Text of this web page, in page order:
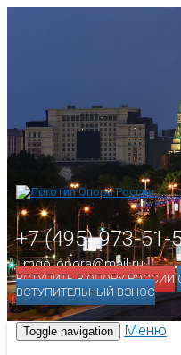
+7 (495) 973-51-
mgo_opora@mail.ru
ВСТУПИТЬ В ОПОРУ РОССИИ
ВСТУПИТЕЛЬНЫЙ ВЗНОС
Toggle navigation
Меню